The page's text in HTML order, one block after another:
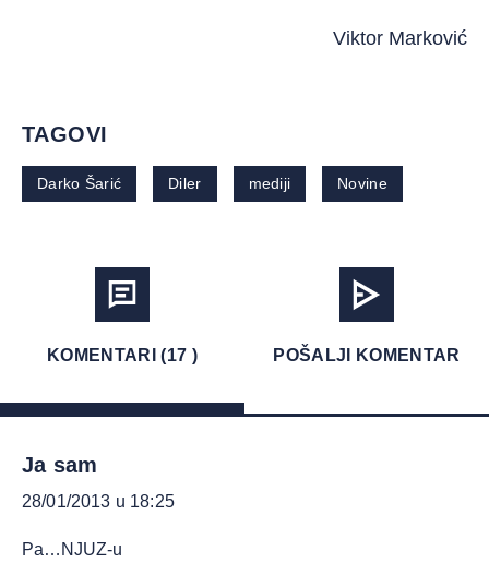
Viktor Marković
TAGOVI
Darko Šarić Diler mediji Novine
KOMENTARI (17 ) POŠALJI KOMENTAR
Ja sam
28/01/2013 u 18:25
Pa…NJUZ-u